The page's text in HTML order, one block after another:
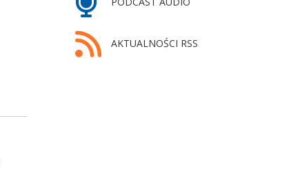
AKTUALNOŚCI RSS